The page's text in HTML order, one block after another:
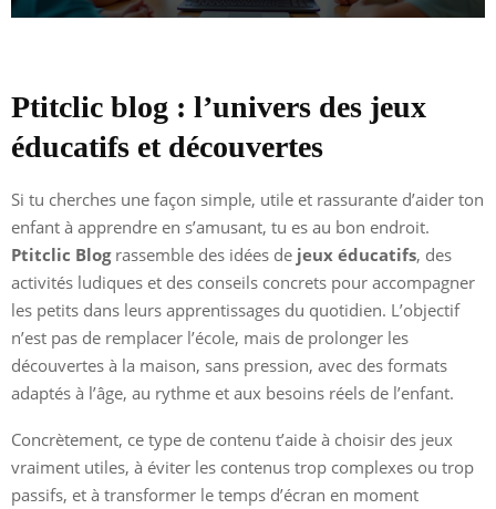
Ptitclic blog : l’univers des jeux
éducatifs et découvertes
Si tu cherches une façon simple, utile et rassurante d’aider ton
enfant à apprendre en s’amusant, tu es au bon endroit.
Ptitclic Blograssemble des idées de jeux éducatifs, des
activités ludiques et des conseils concrets pour accompagner
les petits dans leurs apprentissages du quotidien. L’objectif
n’est pas de remplacer l’école, mais de prolonger les
découvertes à la maison, sans pression, avec des formats
adaptés à l’âge, au rythme et aux besoins réels de l’enfant.
Concrètement, ce type de contenu t’aide à choisir des jeux
vraiment utiles, à éviter les contenus trop complexes ou trop
passifs, et à transformer le temps d’écran en moment